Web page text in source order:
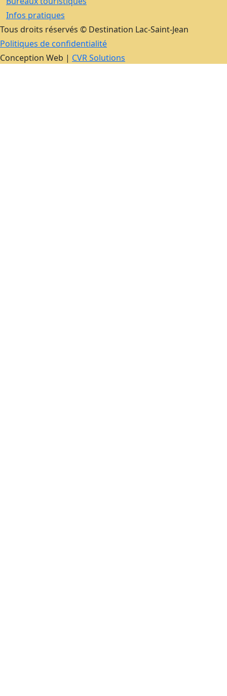
Infos pratiques
Tous droits réservés © Destination Lac-Saint-Jean
Politiques de confidentialité
Conception Web | CVR Solutions